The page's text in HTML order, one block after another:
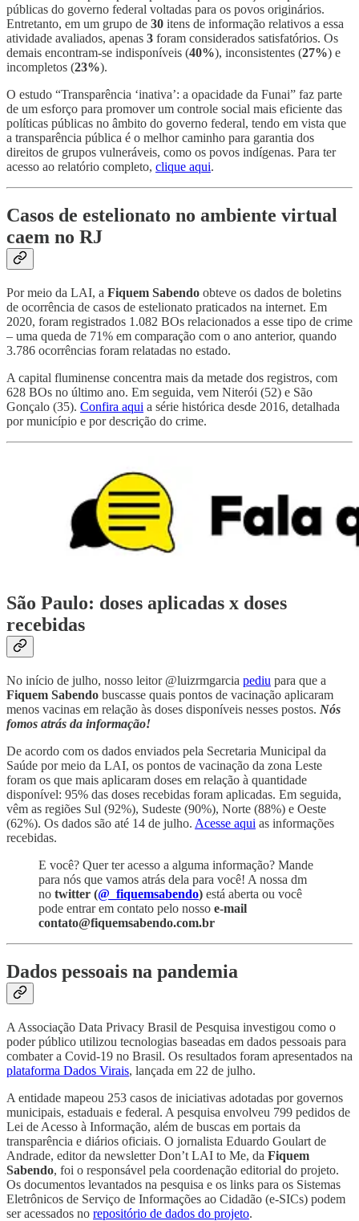
públicas do governo federal voltadas para os povos originários.
Entretanto, em um grupo de 30 itens de informação relativos a essa
atividade avaliados, apenas 3 foram considerados satisfatórios. Os
demais encontram-se indisponíveis (40%), inconsistentes (27%) e
incompletos (23%).
O estudo “Transparência ‘inativa’: a opacidade da Funai” faz parte
de um esforço para promover um controle social mais eficiente das
políticas públicas no âmbito do governo federal, tendo em vista que
a transparência pública é o melhor caminho para garantia dos
direitos de grupos vulneráveis, como os povos indígenas. Para ter
acesso ao relatório completo, clique aqui.
Casos de estelionato no ambiente virtual
caem no RJ
Por meio da LAI, a Fiquem Sabendo obteve os dados de boletins
de ocorrência de casos de estelionato praticados na internet. Em
2020, foram registrados 1.082 BOs relacionados a esse tipo de crime
– uma queda de 71% em comparação com o ano anterior, quando
3.786 ocorrências foram relatadas no estado.
A capital fluminense concentra mais da metade dos registros, com
628 BOs no último ano. Em seguida, vem Niterói (52) e São
Gonçalo (35). Confira aqui a série histórica desde 2016, detalhada
por município e por descrição do crime.
São Paulo: doses aplicadas x doses
recebidas
No início de julho, nosso leitor @luizrmgarcia pediu para que a
Fiquem Sabendo buscasse quais pontos de vacinação aplicaram
menos vacinas em relação às doses disponíveis nesses postos. Nós
fomos atrás da informação!
De acordo com os dados enviados pela Secretaria Municipal da
Saúde por meio da LAI, os pontos de vacinação da zona Leste
foram os que mais aplicaram doses em relação à quantidade
disponível: 95% das doses recebidas foram aplicadas. Em seguida,
vêm as regiões Sul (92%), Sudeste (90%), Norte (88%) e Oeste
(62%). Os dados são até 14 de julho. Acesse aqui as informações
recebidas.
E você? Quer ter acesso a alguma informação? Mande
para nós que vamos atrás dela para você! A nossa dm
no twitter (@_fiquemsabendo) está aberta ou você
pode entrar em contato pelo nosso e-mail
contato@fiquemsabendo.com.br
Dados pessoais na pandemia
A Associação Data Privacy Brasil de Pesquisa investigou como o
poder público utilizou tecnologias baseadas em dados pessoais para
combater a Covid-19 no Brasil. Os resultados foram apresentados na
plataforma Dados Virais, lançada em 22 de julho.
A entidade mapeou 253 casos de iniciativas adotadas por governos
municipais, estaduais e federal. A pesquisa envolveu 799 pedidos de
Lei de Acesso à Informação, além de buscas em portais da
transparência e diários oficiais. O jornalista Eduardo Goulart de
Andrade, editor da newsletter Don’t LAI to Me, da Fiquem
Sabendo, foi o responsável pela coordenação editorial do projeto.
Os documentos levantados na pesquisa e os links para os Sistemas
Eletrônicos de Serviço de Informações ao Cidadão (e-SICs) podem
ser acessados no repositório de dados do projeto.